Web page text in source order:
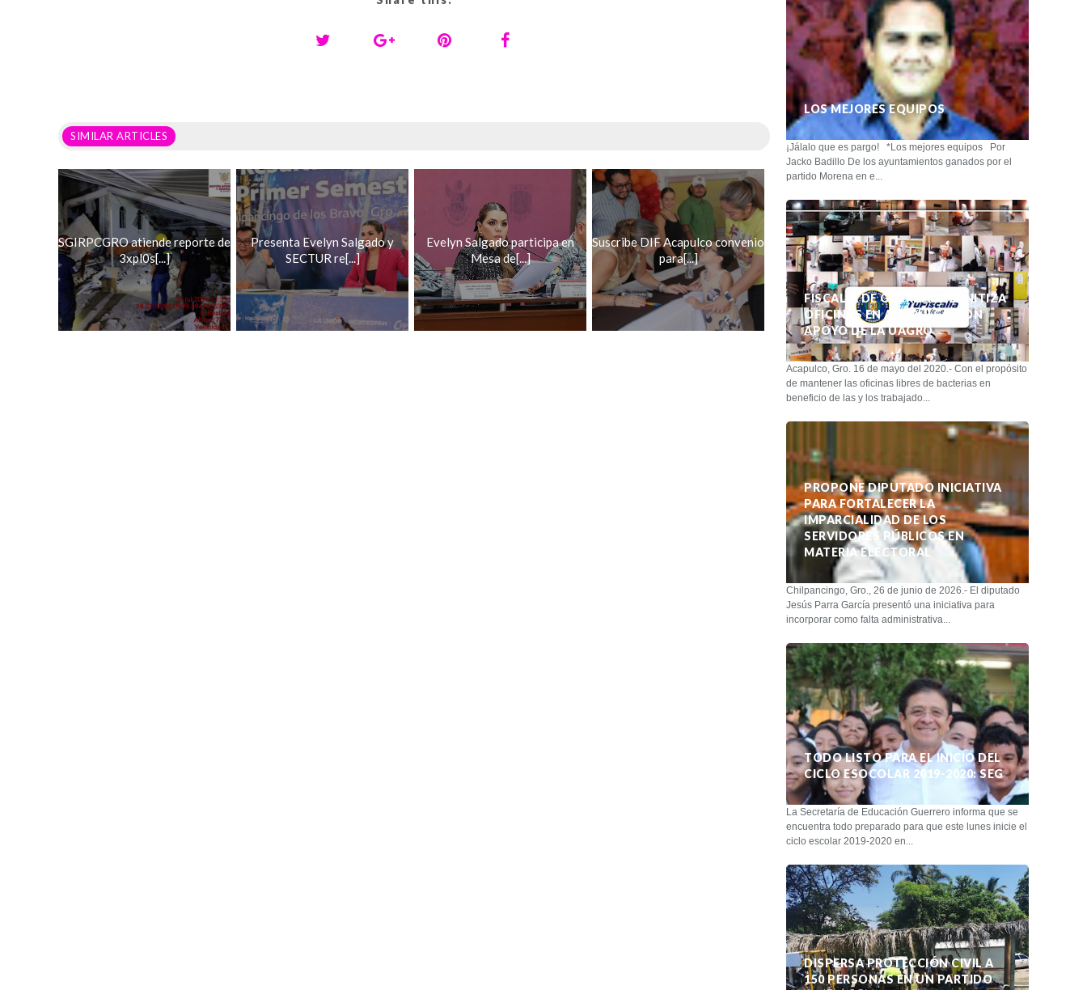
SIMILAR ARTICLES
SGIRPCGRO atiende reporte de
3xpl0s[...]
Presenta Evelyn Salgado y
SECTUR re[...]
Evelyn Salgado participa en
Mesa de[...]
Suscribe DIF Acapulco convenio
para[...]
LOS MEJORES EQUIPOS
¡Jálalo que es pargo! *Los mejores equipos Por
Jacko Badillo De los ayuntamientos ganados por el
partido Morena en e...
FISCALÍA DE GUERRERO SANITIZA
OFICINAS EN ACAPULCO CON
APOYO DE LA UAGRO
Acapulco, Gro. 16 de mayo del 2020.- Con el propósito
de mantener las oficinas libres de bacterias en
beneficio de las y los trabajado...
PROPONE DIPUTADO INICIATIVA
PARA FORTALECER LA
IMPARCIALIDAD DE LOS
SERVIDORES PÚBLICOS EN
MATERIA ELECTORAL
Chilpancingo, Gro., 26 de junio de 2026.- El diputado
Jesús Parra García presentó una iniciativa para
incorporar como falta administrativa...
TODO LISTO PARA EL INICIO DEL
CICLO ESOCOLAR 2019-2020: SEG
La Secretaría de Educación Guerrero informa que se
encuentra todo preparado para que este lunes inicie el
ciclo escolar 2019-2020 en...
DISPERSA PROTECCIÓN CIVIL A
150 PERSONAS EN UN PARTIDO